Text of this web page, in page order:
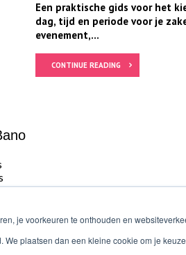
je voorkeuren te onthouden en
We plaatsen dan een kleine cookie om je
Een praktische gids voor het
dag, tijd en periode voor je
evenement,...
CONTINUE READING
contact
voorwaarden
bestanden aanleverspecificaties